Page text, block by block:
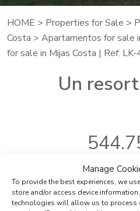
Manage
To provide the best experiences, we
store and/or access device
technologies will allow us to process
HOME > Properties for Sale >
Costa > Apartamentos for sale
for sale in Mijas Costa | Ref:
Un
Ref:LK-44A
Localidad:Mijas Costa